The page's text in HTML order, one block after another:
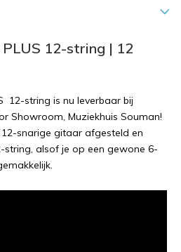
12-string | 12
12-string is nu leverbaar bij
Showroom, Muziekhuis Souman!
snarige gitaar afgesteld en
string, alsof je op een gewone 6-